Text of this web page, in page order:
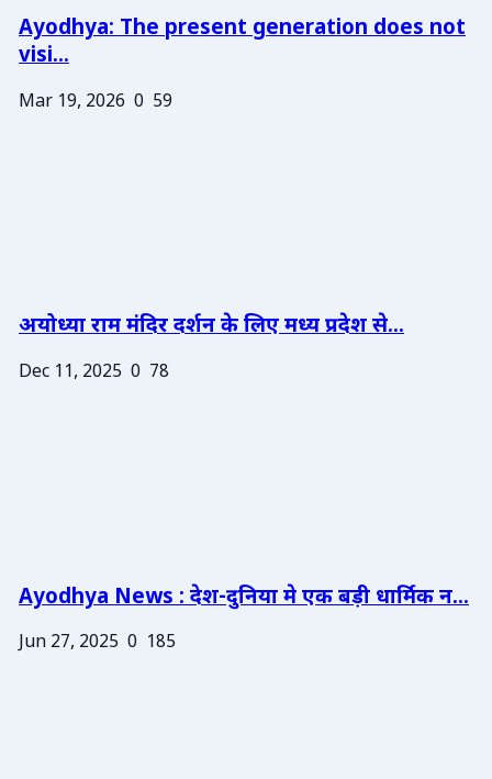
Ayodhya: The present generation does not
visi...
Mar 19, 2026 0 59
अयोध्या राम मंदिर दर्शन के लिए मध्य प्रदेश से...
Dec 11, 2025 0 78
Ayodhya News : देश-दुनिया मे एक बड़ी धार्मिक न...
Jun 27, 2025 0 185